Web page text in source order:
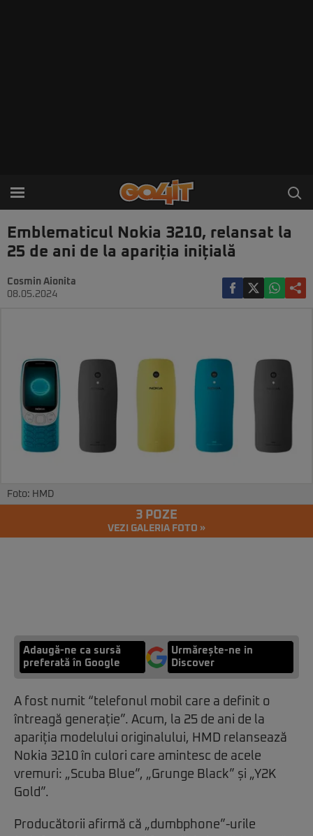
Emblematicul Nokia 3210, relansat la
25 de ani de la apariția inițială
Cosmin Aionita
08.05.2024
Foto: HMD
3 POZE
VEZI GALERIA FOTO »
Adaugă-ne ca sursă
preferată în Google
Urmărește-ne in
Discover
A fost numit “telefonul mobil care a definit o
întreagă generație”. Acum, la 25 de ani de la
apariția modelului originalului, HMD relansează
Nokia 3210 în culori care amintesc de acele
vremuri: „Scuba Blue”, „Grunge Black” și „Y2K
Gold”.
Producătorii afirmă că „dumbphone”-urile